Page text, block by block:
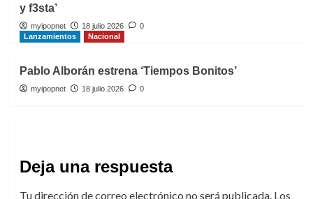
y f3sta’
myipopnet 18 julio 2026
0
Lanzamientos
Nacional
Pablo Alborán estrena ‘Tiempos Bonitos’
myipopnet 18 julio 2026 0
Deja una respuesta
Tu dirección de correo electrónico no será publicada. Los